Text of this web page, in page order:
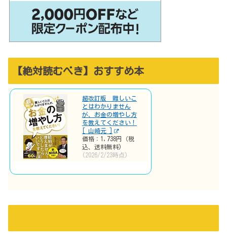
【絶対読むべき】おすすめ本
超改訂版 難しいこ
とはわかりません
が、お金の増やし方
を教えてください！
[ 山崎元 ]
価格：1,738円（税
込、送料無料)
(2026/2/23時点)